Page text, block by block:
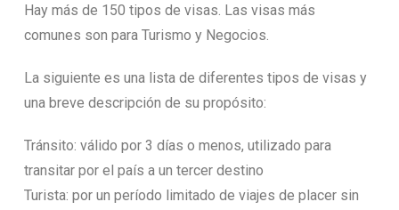
Hay más de 150 tipos de visas. Las visas más
comunes son para Turismo y Negocios.
La siguiente es una lista de diferentes tipos de visas y
una breve descripción de su propósito:
Tránsito: válido por 3 días o menos, utilizado para
transitar por el país a un tercer destino
Turista: por un período limitado de viajes de placer sin